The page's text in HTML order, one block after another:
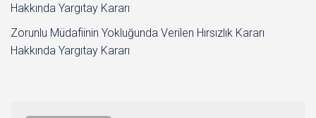
Hakkında Yargıtay Kararı
Zorunlu Müdafiinin Yokluğunda Verilen Hırsızlık Kararı
Hakkında Yargıtay Kararı